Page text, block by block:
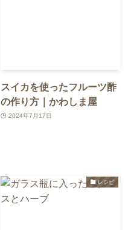
スイカを使ったフルーツ酢
の作り方｜かわしま屋
2024年7月17日
レシピ